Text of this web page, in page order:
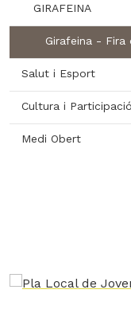
GIRAFEINA
Girafeina - Fira
Salut i Esport
Cultura i Participació
Medi Obert